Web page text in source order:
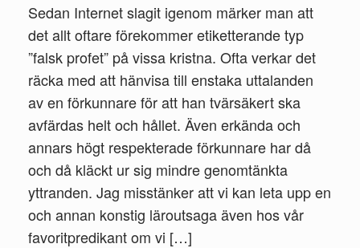
Sedan Internet slagit igenom märker man att
det allt oftare förekommer etiketterande typ
”falsk profet” på vissa kristna. Ofta verkar det
räcka med att hänvisa till enstaka uttalanden
av en förkunnare för att han tvärsäkert ska
avfärdas helt och hållet. Även erkända och
annars högt respekterade förkunnare har då
och då kläckt ur sig mindre genomtänkta
yttranden. Jag misstänker att vi kan leta upp en
och annan konstig läroutsaga även hos vår
favoritpredikant om vi […]